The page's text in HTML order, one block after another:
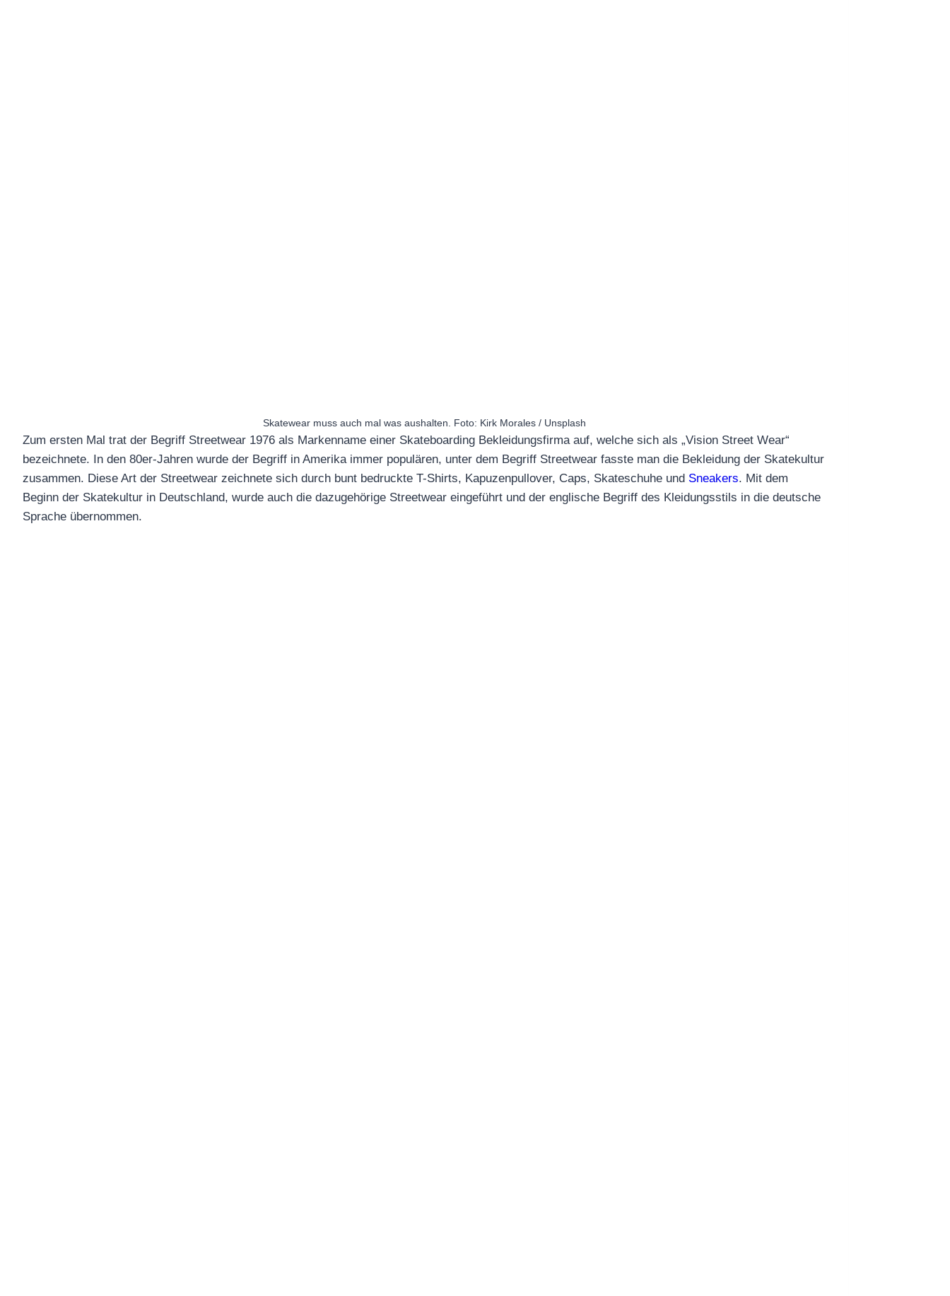
Skatewear muss auch mal was aushalten. Foto: Kirk Morales / Unsplash
Zum ersten Mal trat der Begriff Streetwear 1976 als Markenname einer Skateboarding Bekleidungsfirma auf, welche sich als „Vision Street Wear“
bezeichnete. In den 80er-Jahren wurde der Begriff in Amerika immer populären, unter dem Begriff Streetwear fasste man die Bekleidung der Skatekultur
zusammen. Diese Art der Streetwear zeichnete sich durch bunt bedruckte T-Shirts, Kapuzenpullover, Caps, Skateschuhe und Sneakers. Mit dem
Beginn der Skatekultur in Deutschland, wurde auch die dazugehörige Streetwear eingeführt und der englische Begriff des Kleidungsstils in die deutsche
Sprache übernommen.